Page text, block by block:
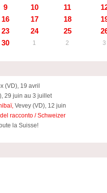
9 10 11
16 17 18
23 24 25
30 1 2 3
(VD), 19 avril
29 juin au 3 juillet
Vevey (VD), 12 juin
racconto / Schweizer
la Suisse!